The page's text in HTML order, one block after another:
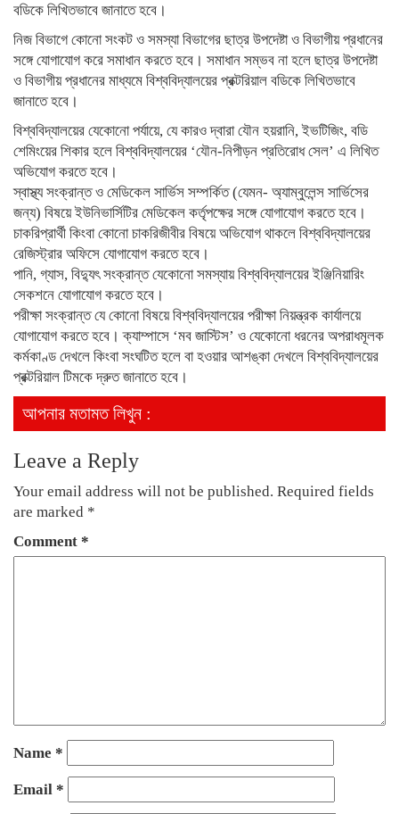
বডিকে লিখিতভাবে জানাতে হবে।
নিজ বিভাগে কোনো সংকট ও সমস্যা বিভাগের ছাত্র উপদেষ্টা ও বিভাগীয় প্রধানের
সঙ্গে যোগাযোগ করে সমাধান করতে হবে। সমাধান সম্ভব না হলে ছাত্র উপদেষ্টা
ও বিভাগীয় প্রধানের মাধ্যমে বিশ্ববিদ্যালয়ের প্রক্টরিয়াল বডিকে লিখিতভাবে
জানাতে হবে।
বিশ্ববিদ্যালয়ের যেকোনো পর্যায়ে, যে কারও দ্বারা যৌন হয়রানি, ইভটিজিং, বডি
শেমিংয়ের শিকার হলে বিশ্ববিদ্যালয়ের ‘যৌন-নিপীড়ন প্রতিরোধ সেল’ এ লিখিত
অভিযোগ করতে হবে।
স্বাস্থ্য সংক্রান্ত ও মেডিকেল সার্ভিস সম্পর্কিত (যেমন- অ্যাম্বুলেন্স সার্ভিসের
জন্য) বিষয়ে ইউনিভার্সিটির মেডিকেল কর্তৃপক্ষের সঙ্গে যোগাযোগ করতে হবে।
চাকরিপ্রার্থী কিংবা কোনো চাকরিজীবীর বিষয়ে অভিযোগ থাকলে বিশ্ববিদ্যালয়ের
রেজিস্ট্রার অফিসে যোগাযোগ করতে হবে।
পানি, গ্যাস, বিদ্যুৎ সংক্রান্ত যেকোনো সমস্যায় বিশ্ববিদ্যালয়ের ইঞ্জিনিয়ারিং
সেকশনে যোগাযোগ করতে হবে।
পরীক্ষা সংক্রান্ত যে কোনো বিষয়ে বিশ্ববিদ্যালয়ের পরীক্ষা নিয়ন্ত্রক কার্যালয়ে
যোগাযোগ করতে হবে। ক্যাম্পাসে ‘মব জাস্টিস’ ও যেকোনো ধরনের অপরাধমূলক
কর্মকাণ্ড দেখলে কিংবা সংঘটিত হলে বা হওয়ার আশঙ্কা দেখলে বিশ্ববিদ্যালয়ের
প্রক্টরিয়াল টিমকে দ্রুত জানাতে হবে।
আপনার মতামত লিখুন :
Leave a Reply
Your email address will not be published. Required fields
are marked *
Comment *
Name *
Email *